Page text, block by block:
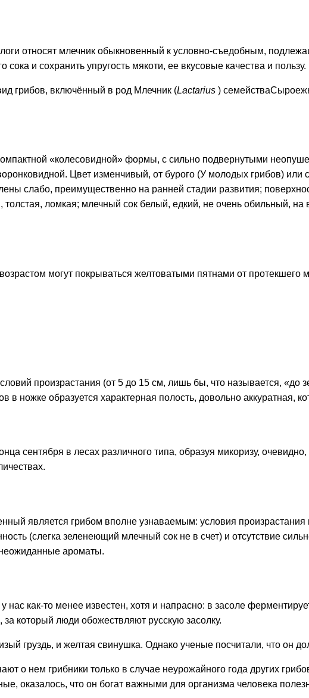
относят млечник обыкновенный к условно-съедобным,
и сохранить упругость мякоти, ее вкусовые качества и пользу.
грибов, включённый в род Млечник (Lactarius )
«колесовидной» формы, с сильно подвернутыми
Цвет изменчивый, от бурого (У молодых грибов) или
слабо, преимущественно на ранней стадии развития;
ломкая; млечный сок белый, едкий, не очень обильный, на
могут покрываться желтоватыми пятнами от протекшего
произрастания (от 5 до 15 см, лишь бы, что называется, «до
ножке образуется характерная полость, довольно аккуратная,
сентября в лесах различного типа, образуя микоризу,
является грибом вполне узнаваемым: условия произрастания
(слегка зеленеющий млечный сок не в счет) и отсутствие
ароматы.
как-то менее известен, хотя и напрасно: в засоле
который люди обожествляют русскую засолку.
груздь, и желтая свинушка. Однако ученые посчитали, что он
о нем грибники только в случае неурожайного года других
оказалось, что он богат важными для организма человека